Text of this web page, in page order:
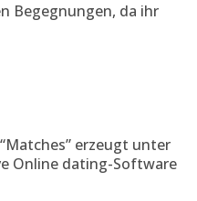
Begegnungen, da ihr
erzeugt unter
Online dating-Software